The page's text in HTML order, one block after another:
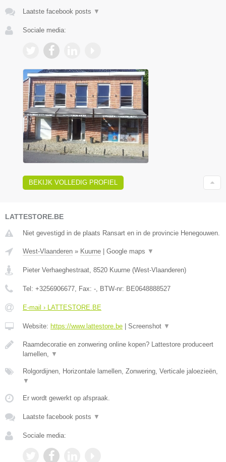
Laatste facebook posts ▼
Sociale media:
BEKIJK VOLLEDIG PROFIEL
LATTESTORE.BE
Niet gevestigd in de plaats Ransart en in de provincie Henegouwen.
West-Vlaanderen » Kuurne Google maps ▼
Pieter Verhaeghestraat, 8520 Kuurne (West-Vlaanderen)
Tel: +3256906677, Fax: -, BTW-nr: BE0648888527
E-mail › LATTESTORE.BE
Website: https://www.lattestore.be Screenshot ▼
Raamdecoratie en zonwering online kopen? Lattestore produceert
lamellen, ▼
Rolgordijnen, Horizontale lamellen, Zonwering, Verticale jaloezieën,
▼
Er wordt gewerkt op afspraak.
Laatste facebook posts ▼
Sociale media: